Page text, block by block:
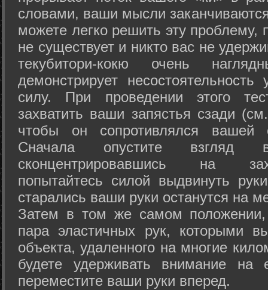
словами, ваши мысли
можете легко решить эту проблему,
не существует и никто вас не
текубитори-кокю очень
демонстрирует
силу. При проведении этого
захватить ваши запястья сзади
чтобы он сопротивлялся вашей
Сначала опустите
сконцентрировавшись на
попытайтесь силой выдвинуть
старались ваши руки останутся на
Затем в том же самом положении,
пара эластичных рук, которыми
объекта, удаленного на многие
будете удерживать внимание на
переместите ваши руки вперед.